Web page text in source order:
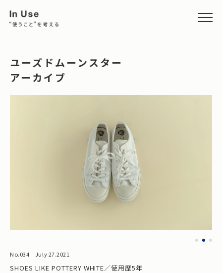
ユーズドムーンスター
アーカイブ
No.034 July 27.2021
SHOES LIKE POTTERY WHITE／使用歴5年